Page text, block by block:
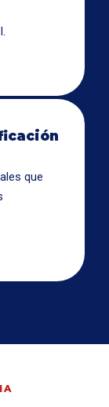
que